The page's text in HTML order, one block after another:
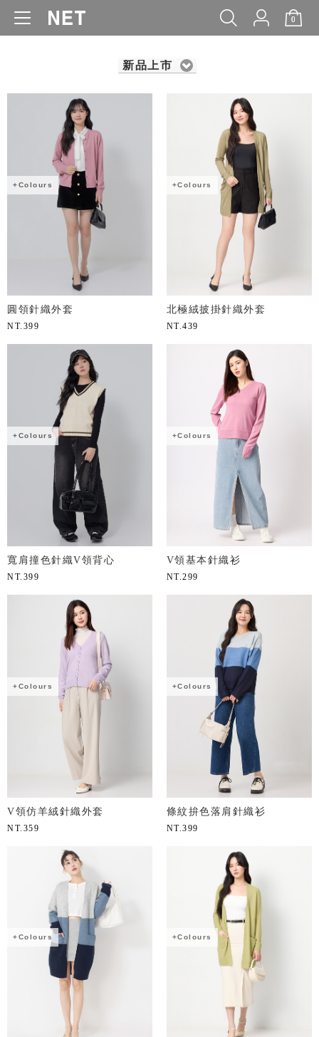
0
WOMEN MEN KIDS BABY
新品上市
+Colours
圓領針織外套
NT. 399
+Colours
北極絨披掛針織外套
NT.439
+Colours
寬肩撞色針織V領背心
NT. 399
+Colours
V領基本針織衫
NT.299
+Colours
V領仿羊絨針織外套
NT. 359
+Colours
條紋拚色落肩針織衫
NT. 399
+Colours +Colours